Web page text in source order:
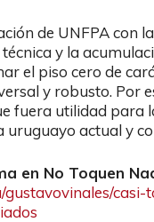
de UNFPA con
y la
el piso cero de
y robusto. Por
fuera utilidad para
uruguayo actual y
en No Toquen
gustavovinales/